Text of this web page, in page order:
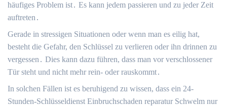
häufiges Problem ist․ Es kann jedem passieren und zu jeder Zeit
auftreten․
Gerade in stressigen Situationen oder wenn man es eilig hat,
besteht die Gefahr, den Schlüssel zu verlieren oder ihn drinnen zu
vergessen․ Dies kann dazu führen, dass man vor verschlossener
Tür steht und nicht mehr rein- oder rauskommt․
In solchen Fällen ist es beruhigend zu wissen, dass ein 24-
Stunden-Schlüsseldienst Einbruchschaden reparatur Schwelm nur